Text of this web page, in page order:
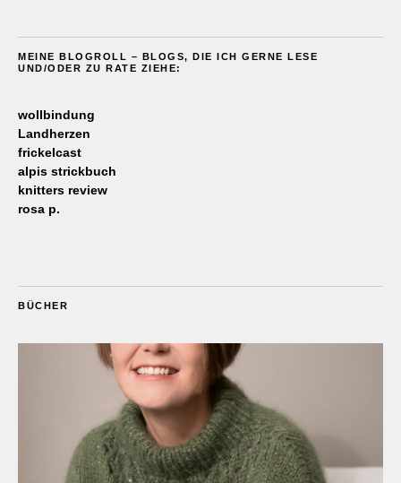
MEINE BLOGROLL – BLOGS, DIE ICH GERNE LESE
UND/ODER ZU RATE ZIEHE:
wollbindung
Landherzen
frickelcast
alpis strickbuch
knitters review
rosa p.
BÜCHER